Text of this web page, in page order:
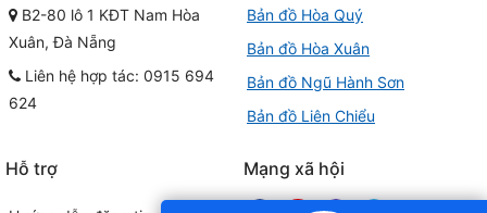
B2-80 lô 1 KĐT Nam Hòa
Xuân, Đà Nẵng
Liên hệ hợp tác: 0915 694
624
Bản đồ Hòa Quý
Bản đồ Hòa Xuân
Bản đồ Ngũ Hành Sơn
Bản đồ Liên Chiểu
Hỗ trợ Mạng xã hội